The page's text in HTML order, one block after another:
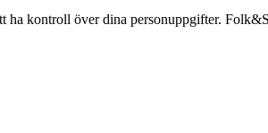
ha kontroll över dina personuppgifter.